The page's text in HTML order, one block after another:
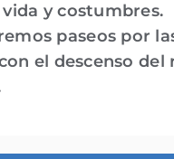
y costumbres.
paseos por
el descenso del